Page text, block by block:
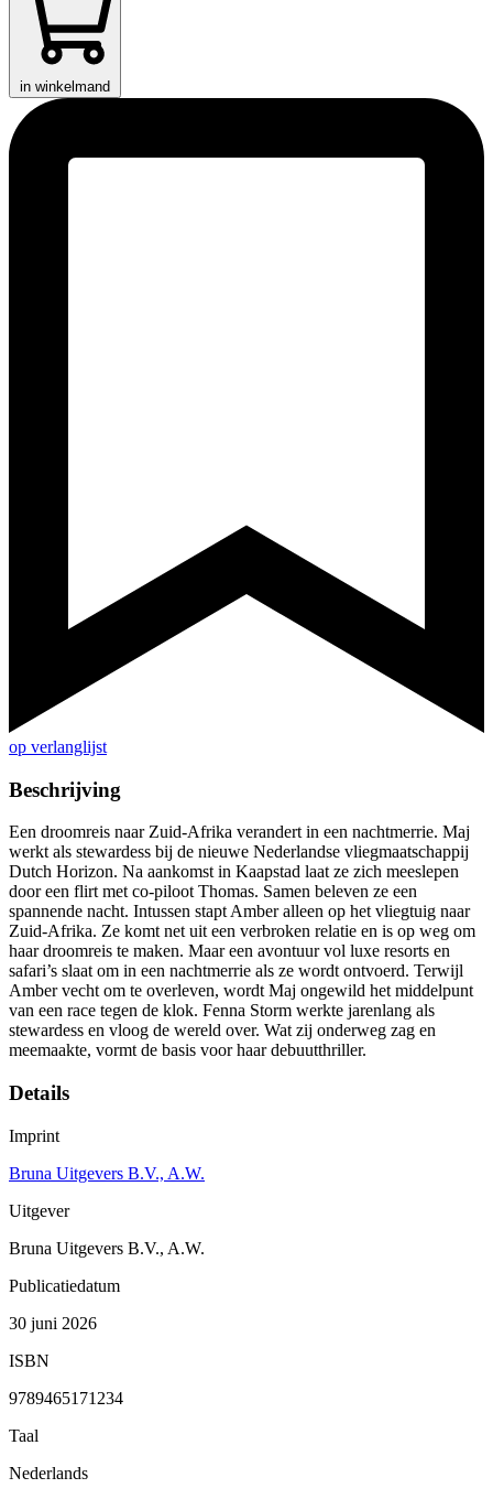
in winkelmand
op verlanglijst
Beschrijving
Een droomreis naar Zuid-Afrika verandert in een nachtmerrie. Maj
werkt als stewardess bij de nieuwe Nederlandse vliegmaatschappij
Dutch Horizon. Na aankomst in Kaapstad laat ze zich meeslepen
door een flirt met co-piloot Thomas. Samen beleven ze een
spannende nacht. Intussen stapt Amber alleen op het vliegtuig naar
Zuid-Afrika. Ze komt net uit een verbroken relatie en is op weg om
haar droomreis te maken. Maar een avontuur vol luxe resorts en
safari’s slaat om in een nachtmerrie als ze wordt ontvoerd. Terwijl
Amber vecht om te overleven, wordt Maj ongewild het middelpunt
van een race tegen de klok. Fenna Storm werkte jarenlang als
stewardess en vloog de wereld over. Wat zij onderweg zag en
meemaakte, vormt de basis voor haar debuutthriller.
Details
Imprint
Bruna Uitgevers B.V., A.W.
Uitgever
Bruna Uitgevers B.V., A.W.
Publicatiedatum
30 juni 2026
ISBN
9789465171234
Taal
Nederlands